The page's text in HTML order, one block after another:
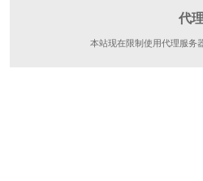
代
本站现在限制使用代理服务